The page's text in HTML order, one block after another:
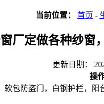
当前位置： 首页 -
厂定做各种纱窗
更新日期：
操
包防盗门，白钢护栏，